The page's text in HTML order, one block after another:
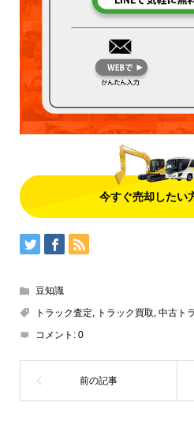
今すぐ売却したい
豆知識
トラック査定
トラック買取 中古ト
コメント: 0